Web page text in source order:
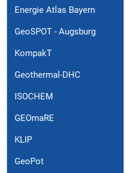
Energie Atlas Bayern
GeoSPOT - Augsburg
KompakT
Geothermal-DHC
ISOCHEM
GEOmaRE
KLIP
GeoPot